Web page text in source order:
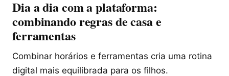
Dia a dia com a plataforma:
combinando regras de casa e
ferramentas
Combinar horários e ferramentas cria uma rotina
digital mais equilibrada para os filhos.